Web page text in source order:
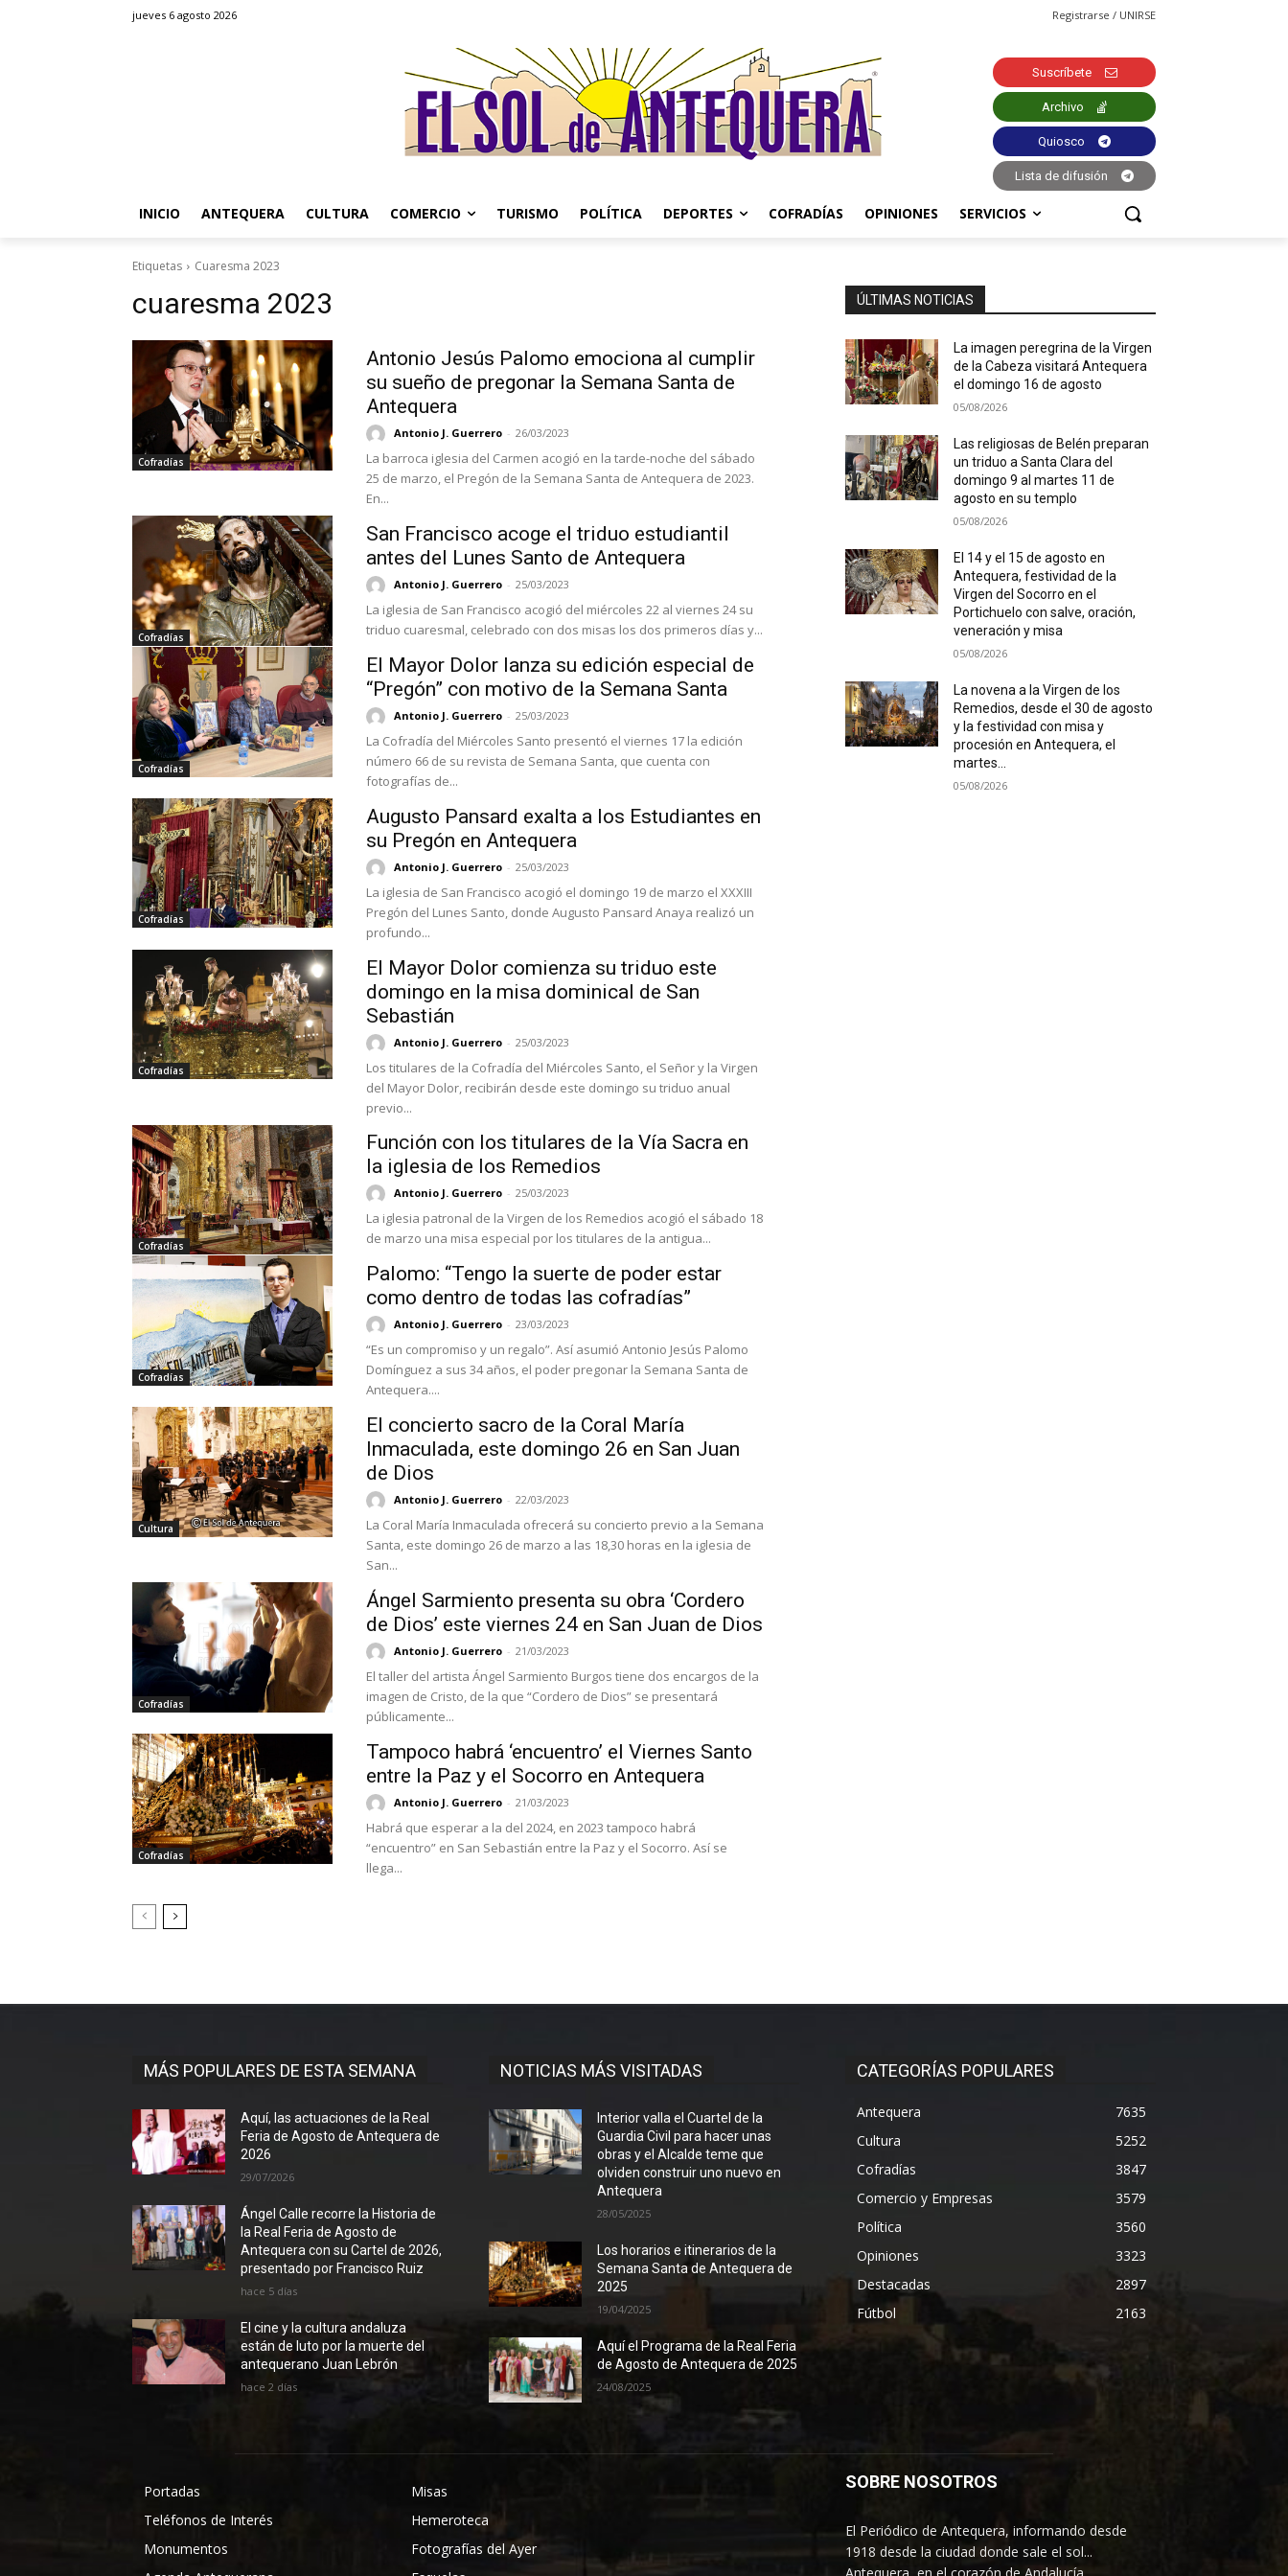
jueves 6 agosto 2026 Registrarse / UNIRSE
Suscríbete
Archivo
Quiosco
Lista de difusión
INICIO ANTEQUERA CULTURA COMERCIO TURISMO POLÍTICA DEPORTES COFRADÍAS OPINIONES SERVICIOS
Etiquetas Cuaresma 2023
cuaresma 2023
Cofradías
Antonio Jesús Palomo emociona al cumplir
su sueño de pregonar la Semana Santa de
Antequera
Antonio J. Guerrero - 26/03/2023
La barroca iglesia del Carmen acogió en la tarde-noche del sábado
25 de marzo, el Pregón de la Semana Santa de Antequera de 2023.
En...
Cofradías
San Francisco acoge el triduo estudiantil
antes del Lunes Santo de Antequera
Antonio J. Guerrero - 25/03/2023
La iglesia de San Francisco acogió del miércoles 22 al viernes 24 su
triduo cuaresmal, celebrado con dos misas los dos primeros días y...
Cofradías
El Mayor Dolor lanza su edición especial de
“Pregón” con motivo de la Semana Santa
Antonio J. Guerrero - 25/03/2023
La Cofradía del Miércoles Santo presentó el viernes 17 la edición
número 66 de su revista de Semana Santa, que cuenta con
fotografías de...
Cofradías
Augusto Pansard exalta a los Estudiantes en
su Pregón en Antequera
Antonio J. Guerrero - 25/03/2023
La iglesia de San Francisco acogió el domingo 19 de marzo el XXXIII
Pregón del Lunes Santo, donde Augusto Pansard Anaya realizó un
profundo...
Cofradías
El Mayor Dolor comienza su triduo este
domingo en la misa dominical de San
Sebastián
Antonio J. Guerrero - 25/03/2023
Los titulares de la Cofradía del Miércoles Santo, el Señor y la Virgen
del Mayor Dolor, recibirán desde este domingo su triduo anual
previo...
Cofradías
Función con los titulares de la Vía Sacra en
la iglesia de los Remedios
Antonio J. Guerrero - 25/03/2023
La iglesia patronal de la Virgen de los Remedios acogió el sábado 18
de marzo una misa especial por los titulares de la antigua...
Cofradías
Palomo: “Tengo la suerte de poder estar
como dentro de todas las cofradías”
Antonio J. Guerrero - 23/03/2023
“Es un compromiso y un regalo”. Así asumió Antonio Jesús Palomo
Domínguez a sus 34 años, el poder pregonar la Semana Santa de
Antequera....
Cultura
El concierto sacro de la Coral María
Inmaculada, este domingo 26 en San Juan
de Dios
Antonio J. Guerrero - 22/03/2023
La Coral María Inmaculada ofrecerá su concierto previo a la Semana
Santa, este domingo 26 de marzo a las 18,30 horas en la iglesia de
San...
Cofradías
Ángel Sarmiento presenta su obra ‘Cordero
de Dios’ este viernes 24 en San Juan de Dios
Antonio J. Guerrero - 21/03/2023
El taller del artista Ángel Sarmiento Burgos tiene dos encargos de la
imagen de Cristo, de la que “Cordero de Dios” se presentará
públicamente...
Cofradías
Tampoco habrá ‘encuentro’ el Viernes Santo
entre la Paz y el Socorro en Antequera
Antonio J. Guerrero - 21/03/2023
Habrá que esperar a la del 2024, en 2023 tampoco habrá
“encuentro” en San Sebastián entre la Paz y el Socorro. Así se
llega...
ÚLTIMAS NOTICIAS
La imagen peregrina de la Virgen
de la Cabeza visitará Antequera
el domingo 16 de agosto
05/08/2026
Las religiosas de Belén preparan
un triduo a Santa Clara del
domingo 9 al martes 11 de
agosto en su templo
05/08/2026
El 14 y el 15 de agosto en
Antequera, festividad de la
Virgen del Socorro en el
Portichuelo con salve, oración,
veneración y misa
05/08/2026
La novena a la Virgen de los
Remedios, desde el 30 de agosto
y la festividad con misa y
procesión en Antequera, el
martes...
05/08/2026
MÁS POPULARES DE ESTA SEMANA
Aquí, las actuaciones de la Real
Feria de Agosto de Antequera de
2026
29/07/2026
Ángel Calle recorre la Historia de
la Real Feria de Agosto de
Antequera con su Cartel de 2026,
presentado por Francisco Ruiz
hace 5 días
El cine y la cultura andaluza
están de luto por la muerte del
antequerano Juan Lebrón
hace 2 días
NOTICIAS MÁS VISITADAS
Interior valla el Cuartel de la
Guardia Civil para hacer unas
obras y el Alcalde teme que
olviden construir uno nuevo en
Antequera
28/05/2025
Los horarios e itinerarios de la
Semana Santa de Antequera de
2025
19/04/2025
Aquí el Programa de la Real Feria
de Agosto de Antequera de 2025
24/08/2025
CATEGORÍAS POPULARES
Antequera
7635
Cultura
5252
Cofradías
3847
Comercio y Empresas
3579
Política
3560
Opiniones
3323
Destacadas
2897
Fútbol
2163
Portadas
Teléfonos de Interés
Monumentos
Misas
Hemeroteca
Fotografías del Ayer
SOBRE NOSOTROS
El Periódico de Antequera, informando desde
1918 desde la ciudad donde sale el sol...